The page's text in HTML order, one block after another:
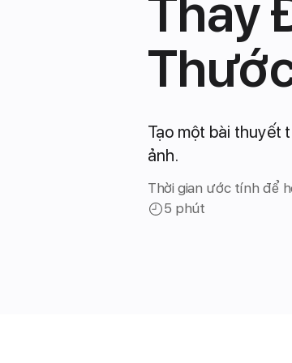
Thay
Tạo một bài thuyết
ảnh.
Thời gian ước tính để
5 phút